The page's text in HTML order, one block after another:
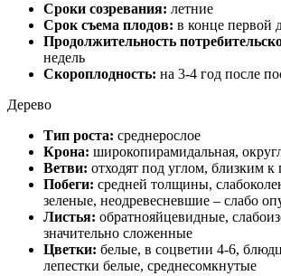
Сроки созревания: летние
Срок съема плодов: в конце первой
Продолжительность
недель
Скороплодность: на 3-4 год после
Дерево
Тип роста: среднерослое
Крона: широкопирамидальная,
Ветви: отходят под углом, близким
Побеги: средней толщины,
зеленые, неодревесневшие – слабо
Листья: обратнояйцевидные,
значительно сложенные
Цветки: белые, в соцветии 4-6,
лепестки белые, среднесомкнутые